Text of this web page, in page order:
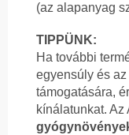
(az alapanyag
TIPPÜNK:
Ha további
egyensúly és
támogatására,
kínálatunkat.